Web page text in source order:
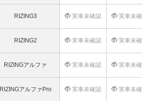
RIZING3 実車未確認 実車未確
RIZING2 実車未確認 実車未確
RIZINGアルファ 実車未確認 実車未確
RIZINGアルファPro 実車未確認 実車未確